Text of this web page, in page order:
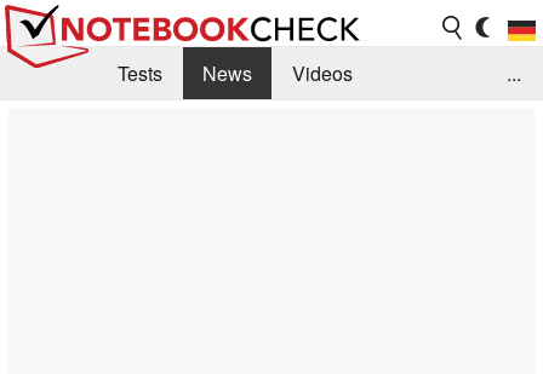
Tests News
Videos
...